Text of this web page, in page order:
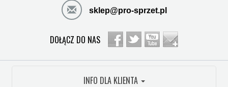
sklep@pro-sprzet.pl
DOŁĄCZ DO NAS
INFO DLA KLIENTA